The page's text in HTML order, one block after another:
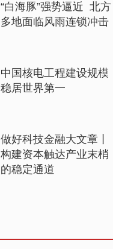
“白海豚”强势逼近 北方
多地面临风雨连锁冲击
中国核电工程建设规模
稳居世界第一
做好科技金融大文章丨
构建资本触达产业末梢
的稳定通道